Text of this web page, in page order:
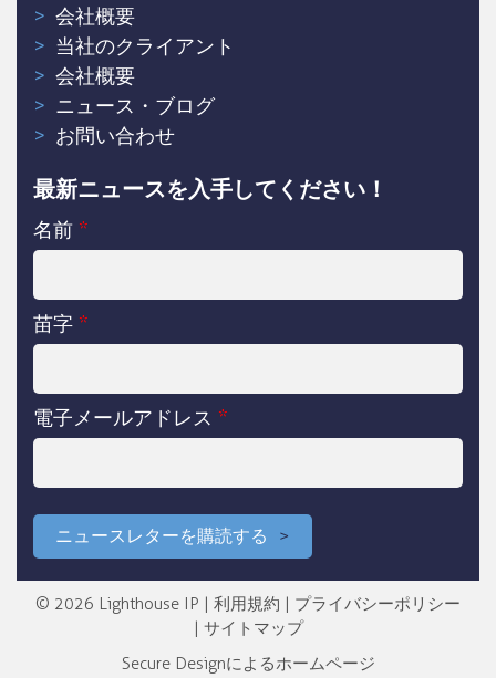
会社概要
当社のクライアント
会社概要
ニュース・ブログ
お問い合わせ
最新ニュースを入手してください！
名前 *
苗字 *
電子メールアドレス *
ニュースレターを購読する
© 2026 Lighthouse IP | 利用規約 | プライバシーポリシー
| サイトマップ
Secure Designによるホームページ